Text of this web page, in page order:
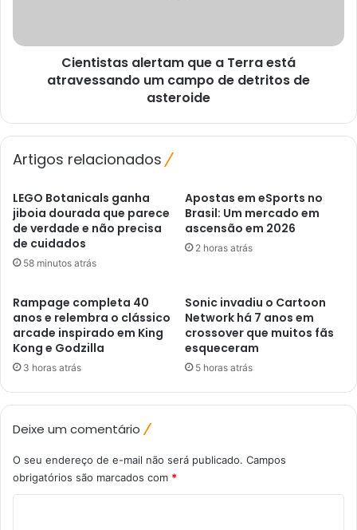
campo
detritos
Cientistas alertam que a Terra está
atravessando um campo de detritos de
asteroide
Artigos relacionados
LEGO Botanicals ganha
jiboia dourada que parece
de verdade e não precisa
de cuidados
58 minutos atrás
Apostas em eSports no
Brasil: Um mercado em
ascensão em 2026
2 horas atrás
Rampage completa 40
anos e relembra o clássico
arcade inspirado em King
Kong e Godzilla
3 horas atrás
Sonic invadiu o Cartoon
Network há 7 anos em
crossover que muitos fãs
esqueceram
5 horas atrás
Deixe um comentário
O seu endereço de e-mail não será publicado. Campos
obrigatórios são marcados com *